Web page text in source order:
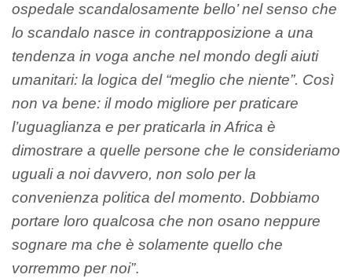
ospedale scandalosamente bello’ nel senso che
lo scandalo nasce in contrapposizione a una
tendenza in voga anche nel mondo degli aiuti
umanitari: la logica del “meglio che niente”. Così
non va bene: il modo migliore per praticare
l’uguaglianza e per praticarla in Africa è
dimostrare a quelle persone che le consideriamo
uguali a noi davvero, non solo per la
convenienza politica del momento. Dobbiamo
portare loro qualcosa che non osano neppure
sognare ma che è solamente quello che
vorremmo per noi”.